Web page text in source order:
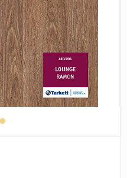
Серый
Бежевый
Дуб светлый
Коричневый
Австрия